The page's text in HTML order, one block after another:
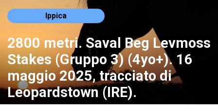
Ippica
2800 metri. Saval Beg Levmoss
Stakes (Gruppo 3) (4yo+). 16
maggio 2025, tracciato di
Leopardstown (IRE).